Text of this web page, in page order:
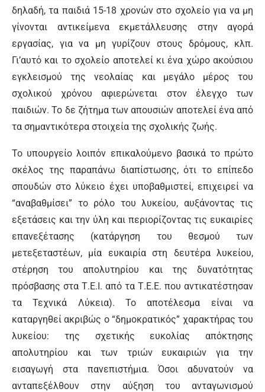
δηλαδή, τα παιδιά 15-18 χρονών στο σχολείο για να μη
γίνονται αντικείμενα εκμετάλλευσης στην αγορά
εργασίας, για να μη γυρίζουν στους δρόμους, κλπ.
Γι’αυτό και το σχολείο αποτελεί κι ένα χώρο ακούσιου
εγκλεισμού της νεολαίας και μεγάλο μέρος του
σχολικού χρόνου αφιερώνεται στον έλεγχο των
παιδιών. Το δε ζήτημα των απουσιών αποτελεί ένα από
τα σημαντικότερα στοιχεία της σχολικής ζωής.
Το υπουργείο λοιπόν επικαλούμενο βασικά το πρώτο
σκέλος της παραπάνω διαπίστωσης, ότι το επίπεδο
σπουδών στο λύκειο έχει υποβαθμιστεί, επιχειρεί να
“αναβαθμίσει” το ρόλο του λυκείου, αυξάνοντας τις
εξετάσεις και την ύλη και περιορίζοντας τις ευκαιρίες
επανεξέτασης (κατάργηση του θεσμού των
μετεξεταστέων, μία ευκαιρία στη δευτέρα λυκείου,
στέρηση του απολυτηρίου και της δυνατότητας
πρόσβασης στα Τ.Ε.Ι. από τα Τ.Ε.Ε. που αντικατέστησαν
τα Τεχνικά Λύκεια). Το αποτέλεσμα είναι να
καταργηθεί ακριβώς ο “δημοκρατικός” χαρακτήρας του
λυκείου: της σχετικής ευκολίας απόκτησης
απολυτηρίου και των τριών ευκαιριών για την
εισαγωγή στα πανεπιστήμια. Όσοι αδυνατούν να
ανταπεξέλθουν στην αύξηση του ανταγωνισμού